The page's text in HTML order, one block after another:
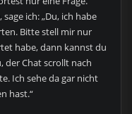
ich: „Du, ich habe
Bitte stell mir nur
habe, dann kannst du
der Chat scrollt nach
Ich sehe da gar nicht
hast.“